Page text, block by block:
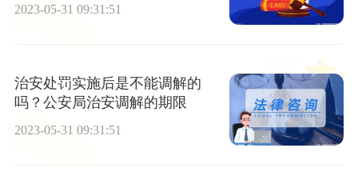
2023-05-31 09:31:51
治安处罚实施后是不能调解的
吗？公安局治安调解的期限
2023-05-31 09:31:51